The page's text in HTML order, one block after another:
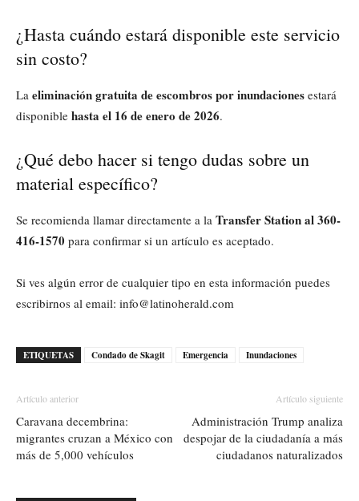
¿Hasta cuándo estará disponible este servicio
sin costo?
La eliminación gratuita de escombros por inundaciones estará
disponible hasta el 16 de enero de 2026.
¿Qué debo hacer si tengo dudas sobre un
material específico?
Se recomienda llamar directamente a la Transfer Station al 360-
416-1570 para confirmar si un artículo es aceptado.
Si ves algún error de cualquier tipo en esta información puedes
escribirnos al email: info@latinoherald.com
ETIQUETAS Condado de Skagit Emergencia Inundaciones
Artículo anterior
Caravana decembrina:
migrantes cruzan a México con
más de 5,000 vehículos
Artículo siguiente
Administración Trump analiza
despojar de la ciudadanía a más
ciudadanos naturalizados